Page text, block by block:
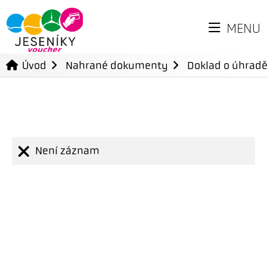
MENU
Úvod Nahrané dokumenty Doklad o
Není záznam